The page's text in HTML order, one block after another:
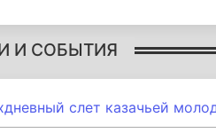
И СОБЫТИЯ
слет казачьей